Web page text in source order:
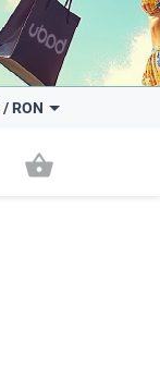
/ RON
shopping_basket